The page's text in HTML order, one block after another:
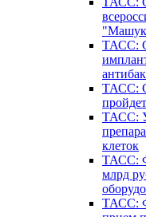
ТАСС:
ТАСС:
ТАСС:
клеток
ТАСС:
млрд
ТАСС: